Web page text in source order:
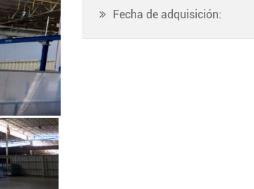
Fecha de adquisición: